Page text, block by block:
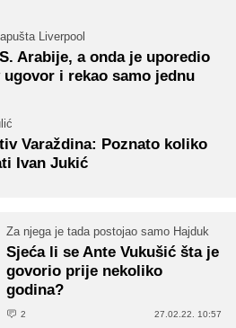
Liverpool
Arabije, a onda je uporedio
i rekao samo jednu
Varaždina: Poznato koliko
Ivan Jukić
Za njega je tada postojao samo Hajduk
Sjeća li se Ante Vukušić šta je
govorio prije nekoliko
godina?
2 27.02.22. 10:57